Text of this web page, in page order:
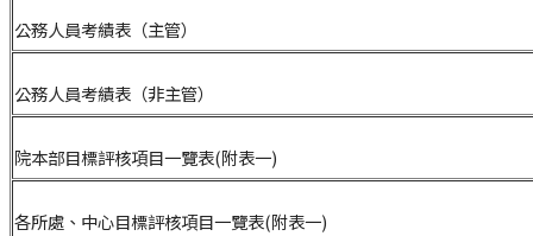
公務人員考績表（主管）
公務人員考績表（非主管）
院本部目標評核項目一覽表(附表一)
各所處、中心目標評核項目一覽表(附表一)